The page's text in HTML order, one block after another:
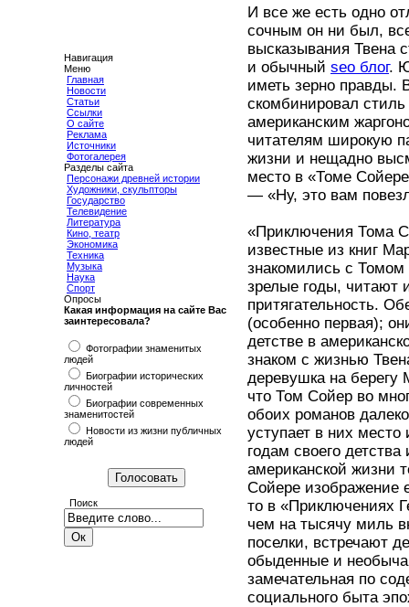
Навигация
Меню
Главная
Новости
Статьи
Ссылки
О сайте
Реклама
Источники
Фотогалерея
Разделы сайта
Персонажи древней истории
Художники, скульпторы
Государство
Телевидение
Литература
Кино, театр
Экономика
Техника
Музыка
Наука
Спорт
Опросы
Какая информация на сайте Вас
заинтересовала?
Фотографии знаменитых
людей
Биографии исторических
личностей
Биографии современных
знаменитостей
Новости из жизни публичных
людей
Поиск
И все же есть одно
сочным он ни был,
высказывания Твена
и обычный seo блог.
иметь зерно правды.
скомбинировал
американским
читателям широкую
жизни и нещадно
место в «Томе
— «Ну, это вам
«Приключения Тома
известные из книг
знакомились с
зрелые годы, читают
притягательность.
(особенно первая);
детстве в
знаком с жизнью
деревушка на
что Том Сойер во
обоих романов
уступает в них
годам своего
американской жизни
Сойере изображение
то в «Приключениях
чем на тысячу миль
поселки, встречают
обыденные и
замечательная по
социального быта